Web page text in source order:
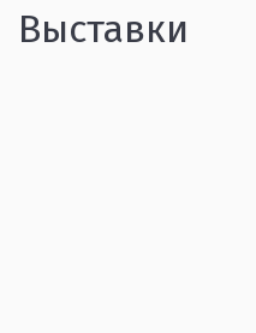
Выставки